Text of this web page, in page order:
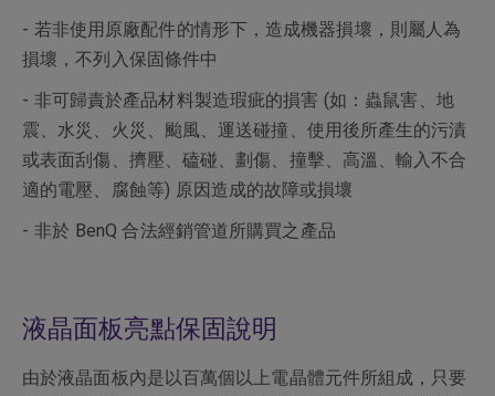
- 若非使用原廠配件的情形下，造成機器損壞，則屬人為
損壞，不列入保固條件中
- 非可歸責於產品材料製造瑕疵的損害 (如：蟲鼠害、地
震、水災、火災、颱風、運送碰撞、使用後所產生的污漬
或表面刮傷、擠壓、磕碰、劃傷、撞擊、高溫、輸入不合
適的電壓、腐蝕等) 原因造成的故障或損壞
- 非於 BenQ 合法經銷管道所購買之產品
液晶面板亮點保固說明
由於液晶面板內是以百萬個以上電晶體元件所組成，只要